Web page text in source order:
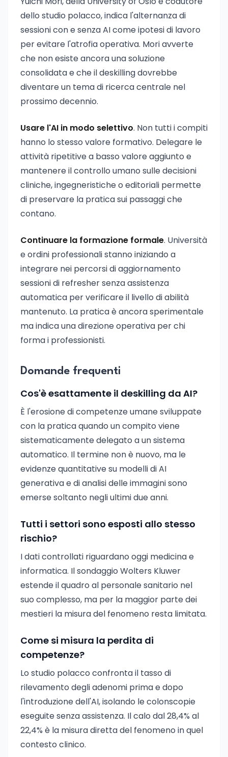
dello studio polacco, indica l'alternanza di
sessioni con e senza AI come ipotesi di lavoro
per evitare l'atrofia operativa. Mori avverte
che non esiste ancora una soluzione
consolidata e che il deskilling dovrebbe
diventare un tema di ricerca centrale nel
prossimo decennio.
Usare l'AI in modo selettivo. Non tutti i compiti
hanno lo stesso valore formativo. Delegare le
attività ripetitive a basso valore aggiunto e
mantenere il controllo umano sulle decisioni
cliniche, ingegneristiche o editoriali permette
di preservare la pratica sui passaggi che
contano.
Continuare la formazione formale. Università
e ordini professionali stanno iniziando a
integrare nei percorsi di aggiornamento
sessioni di refresher senza assistenza
automatica per verificare il livello di abilità
mantenuto. La pratica è ancora sperimentale
ma indica una direzione operativa per chi
forma i professionisti.
Domande frequenti
Cos'è esattamente il deskilling da AI?
È l'erosione di competenze umane sviluppate
con la pratica quando un compito viene
sistematicamente delegato a un sistema
automatico. Il termine non è nuovo, ma le
evidenze quantitative su modelli di AI
generativa e di analisi delle immagini sono
emerse soltanto negli ultimi due anni.
Tutti i settori sono esposti allo stesso
rischio?
I dati controllati riguardano oggi medicina e
informatica. Il sondaggio Wolters Kluwer
estende il quadro al personale sanitario nel
suo complesso, ma per la maggior parte dei
mestieri la misura del fenomeno resta limitata.
Come si misura la perdita di
competenze?
Lo studio polacco confronta il tasso di
rilevamento degli adenomi prima e dopo
l'introduzione dell'AI, isolando le colonscopie
eseguite senza assistenza. Il calo dal 28,4% al
22,4% è la misura diretta del fenomeno in quel
contesto clinico.